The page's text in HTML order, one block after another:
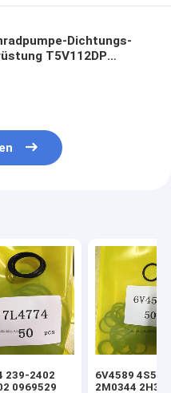
Dichtungs-
T5V112DP
239-2402
0969529
6V4589
2M0344